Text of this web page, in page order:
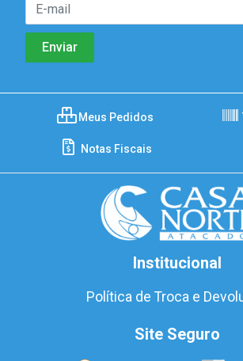
Meus Pedidos
Notas Fiscais
Institucional
Política de Troca e
Site Seguro